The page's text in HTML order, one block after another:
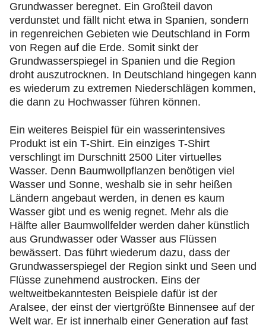
Grundwasser beregnet. Ein Großteil davon
verdunstet und fällt nicht etwa in Spanien, sondern
in regenreichen Gebieten wie Deutschland in Form
von Regen auf die Erde. Somit sinkt der
Grundwasserspiegel in Spanien und die Region
droht auszutrocknen. In Deutschland hingegen kann
es wiederum zu extremen Niederschlägen kommen,
die dann zu Hochwasser führen können.
Ein weiteres Beispiel für ein wasserintensives
Produkt ist ein T-Shirt. Ein einziges T-Shirt
verschlingt im Durschnitt 2500 Liter virtuelles
Wasser. Denn Baumwollpflanzen benötigen viel
Wasser und Sonne, weshalb sie in sehr heißen
Ländern angebaut werden, in denen es kaum
Wasser gibt und es wenig regnet. Mehr als die
Hälfte aller Baumwollfelder werden daher künstlich
aus Grundwasser oder Wasser aus Flüssen
bewässert. Das führt wiederum dazu, dass der
Grundwasserspiegel der Region sinkt und Seen und
Flüsse zunehmend austrocken. Eins der
weltweitbekanntesten Beispiele dafür ist der
Aralsee, der einst der viertgrößte Binnensee auf der
Welt war. Er ist innerhalb einer Generation auf fast